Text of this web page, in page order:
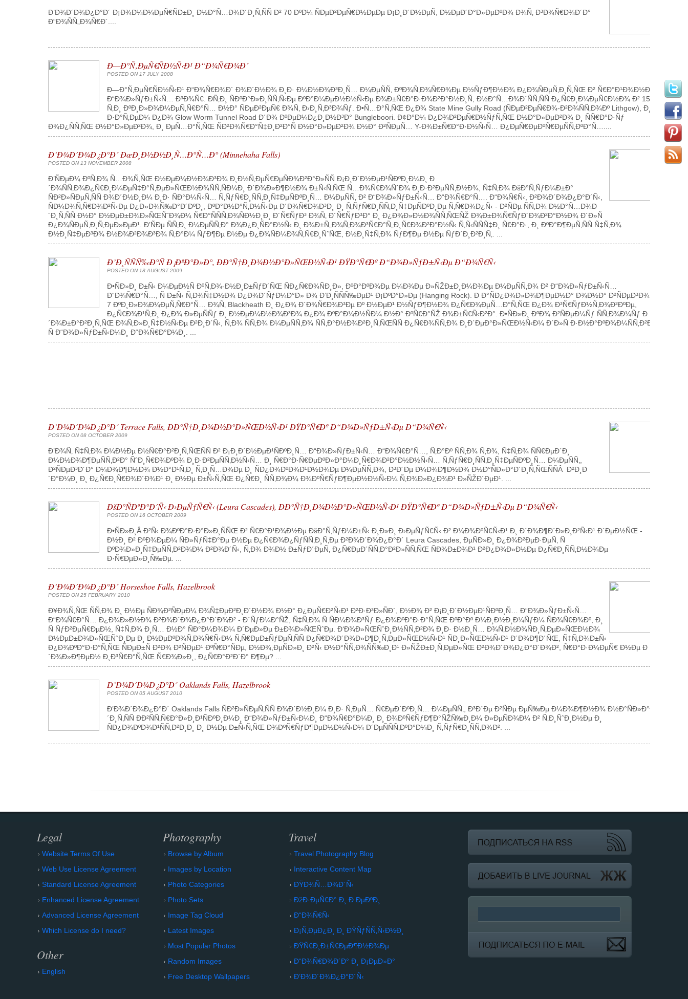
Ð’Ð¾Ð´Ð¾Ð¿Ð°Ð´ Ð¡Ð¾Ð¼Ð¼ÐµÑ€ÑÐ±Ð¸ Ð½Ð°Ñ…Ð¾Ð´Ð¸Ñ‚ÑÑ Ð² 70 ÐºÐ¼ ÑÐµÐ²ÐµÑ€Ð½ÐµÐµ Ð¡Ð¸Ð´Ð½ÐµÑ, Ð½ÐµÐ´Ð°Ð»ÐµÐºÐ¾ Ð¾Ñ‚ Ð³Ð¾Ñ€Ð¾Ð´Ð°
Ð“Ð¾ÑÑ„Ð¾Ñ€Ð´....
Ð—Ð°Ñ‚ÐµÑ€ÑÐ½Ñ‹Ð¹ Ð“Ð¾Ñ€Ð¾Ð´
POSTED ON 17 JULY 2008
Ð—Ð°Ñ‚ÐµÑ€ÑÐ½Ñ‹Ð¹ Ð“Ð¾Ñ€Ð¾Ð´ Ð¾Ð´Ð½Ð¾ Ð¸Ð· Ð¼Ð½Ð¾Ð³Ð¸Ñ… Ð¼ÐµÑÑ‚ ÐºÐ¾Ñ‚Ð¾Ñ€Ð¾Ðµ Ð½ÑƒÐ¶Ð½Ð¾ Ð¿Ð¾ÑÐµÑ‚Ð¸Ñ‚ÑŒ Ð² Ñ€Ð°Ð¹Ð¾Ð½Ðµ
Ð“Ð¾Ð»ÑƒÐ±Ñ‹Ñ… Ð³Ð¾Ñ€. Ð­Ñ‚Ð¸ ÑÐºÐ°Ð»Ð¸ÑÑ‚Ñ‹Ðµ ÐºÐ°Ð¼ÐµÐ½Ð½Ñ‹Ðµ Ð¾Ð±Ñ€Ð°Ð·Ð¾Ð²Ð°Ð½Ð¸Ñ, Ð½Ð°Ñ…Ð¾Ð´ÑÑ‚ÑÑ Ð¿Ñ€Ð¸Ð¼ÐµÑ€Ð½Ð¾ Ð² 15-
Ñ‚Ð¸ ÐºÐ¸Ð»Ð¾Ð¼ÐµÑ‚Ñ€Ð°Ñ… Ð½Ð° ÑÐµÐ²ÐµÑ€ Ð¾Ñ‚ Ð›Ð¸Ñ‚Ð³Ð¾Ñƒ. Ð•Ñ…Ð°Ñ‚ÑŒ Ð¿Ð¾ State Mine Gully Road (ÑÐµÐ²ÐµÑ€Ð¾-Ð²Ð¾ÑÑ‚Ð¾Ðº Lithgow), Ð¸
Ð·Ð°Ñ‚ÐµÐ¼ Ð¿Ð¾ Glow Worm Tunnel Road Ð´Ð¾ ÐºÐµÐ¼Ð¿Ð¸Ð½Ð³Ð° Bungleboori. Ð¢Ð°Ð¼ Ð¿Ð¾Ð²ÐµÑ€Ð½ÑƒÑ‚ÑŒ Ð½Ð°Ð»ÐµÐ²Ð¾ Ð¸ ÑÑ€Ð°Ð·Ñƒ
Ð¾Ð¿ÑÑ‚ÑŒ Ð½Ð°Ð»ÐµÐ²Ð¾, Ð¸ ÐµÑ…Ð°Ñ‚ÑŒ ÑÐ²Ð¾Ñ€Ð°Ñ‡Ð¸Ð²Ð°Ñ Ð½Ð°Ð»ÐµÐ²Ð¾ Ð½Ð° Ð²ÑÐµÑ… Y-Ð¾Ð±Ñ€Ð°Ð·Ð½Ñ‹Ñ… Ð¿ÐµÑ€ÐµÐºÑ€ÐµÑÑ‚ÐºÐ°Ñ…....
Ð’Ð¾Ð´Ð¾Ð¿Ð°Ð´ ÐœÐ¸Ð½Ð½Ð¸Ñ…Ð°Ñ…Ð° (Minnehaha Falls)
POSTED ON 13 NOVEMBER 2008
Ð’ÑÐµÐ¼ ÐºÑ‚Ð¾ Ñ…Ð¾Ñ‚ÑŒ Ð½ÐµÐ¼Ð½Ð¾Ð³Ð¾ Ð¸Ð½Ñ‚ÐµÑ€ÐµÑÐ¾Ð²Ð°Ð»ÑÑ Ð¡Ð¸Ð´Ð½ÐµÐ¹ÑÐºÐ¸Ð¼Ð¸ Ð
´Ð¾ÑÑ‚Ð¾Ð¿Ñ€Ð¸Ð¼ÐµÑ‡Ð°Ñ‚ÐµÐ»ÑŒÐ½Ð¾ÑÑ‚ÑÐ¼Ð¸ Ð´Ð¾Ð»Ð¶Ð½Ð¾ Ð±Ñ‹Ñ‚ÑŒ Ñ…Ð¾Ñ€Ð¾ÑˆÐ¾ Ð¸Ð·Ð²ÐµÑÑ‚Ð½Ð¾, Ñ‡Ñ‚Ð¾ ÐšÐ°Ñ‚ÑƒÐ¼Ð±Ð°
ÑÐ²Ð»ÑÐµÑ‚ÑÑ Ð¾Ð´Ð½Ð¸Ð¼ Ð¸Ð· ÑÐ°Ð¼Ñ‹Ñ… Ñ‚ÑƒÑ€Ð¸ÑÑ‚Ð¸Ñ‡ÐµÑÐºÐ¸Ñ… Ð¼ÐµÑÑ‚ Ð² Ð“Ð¾Ð»ÑƒÐ±Ñ‹Ñ… Ð“Ð¾Ñ€Ð°Ñ…. Ð“Ð¾Ñ€Ñ‹, Ð²Ð¾Ð´Ð¾Ð¿Ð°Ð´Ñ‹,
ÑÐ¼Ð¾Ñ‚Ñ€Ð¾Ð²Ñ‹Ðµ Ð¿Ð»Ð¾Ñ‰Ð°Ð´ÐºÐ¸, ÐºÐ°Ð½Ð°Ñ‚Ð½Ñ‹Ðµ Ð´Ð¾Ñ€Ð¾Ð³Ð¸ Ð¸ Ñ‚ÑƒÑ€Ð¸ÑÑ‚Ð¸Ñ‡ÐµÑÐºÐ¸Ðµ Ñ‚Ñ€Ð¾Ð¿Ñ‹ - Ð²ÑÐµ ÑÑ‚Ð¾ Ð½Ð°Ñ…Ð¾Ð
´Ð¸Ñ‚ÑÑ Ð½Ð° Ð½ÐµÐ±Ð¾Ð»ÑŒÑˆÐ¾Ð¼ Ñ€Ð°ÑÑÑ‚Ð¾ÑÐ½Ð¸Ð¸ Ð´Ñ€ÑƒÐ³ Ð¾Ñ‚ Ð´Ñ€ÑƒÐ³Ð° Ð¸ Ð¿Ð¾Ð»Ð½Ð¾ÑÑ‚ÑŒÑŽ Ð¾Ð±Ð¾Ñ€ÑƒÐ´Ð¾Ð²Ð°Ð½Ð¾ Ð´Ð»Ñ
Ð¿Ð¾ÑÐµÑ‚Ð¸Ñ‚ÐµÐ»ÐµÐ¹. Ð’ÑÐµ ÑÑ‚Ð¸ Ð¼ÐµÑÑ‚Ð° Ð¾Ð¿Ð¸ÑÐ°Ð½Ñ‹ Ð¸ Ð¾Ð±Ñ„Ð¾Ñ‚Ð¾Ð³Ñ€Ð°Ñ„Ð¸Ñ€Ð¾Ð²Ð°Ð½Ñ‹ Ñ‚Ñ‹ÑÑÑ‡Ð¸ Ñ€Ð°Ð·, Ð¸ ÐºÐ°Ð¶ÐµÑ‚ÑÑ Ñ‡Ñ‚Ð¾
Ð½Ð¸Ñ‡ÐµÐ³Ð¾ Ð½Ð¾Ð²Ð¾Ð³Ð¾ Ñ‚Ð°Ð¼ ÑƒÐ¶Ðµ Ð½Ðµ Ð¿Ð¾ÑÐ¼Ð¾Ñ‚Ñ€Ð¸ÑˆÑŒ, Ð½Ð¸Ñ‡Ñ‚Ð¾ ÑƒÐ¶Ðµ Ð½Ðµ ÑƒÐ´Ð¸Ð²Ð¸Ñ‚. ...
Ð’Ð¸ÑÑÑ‰Ð°Ñ Ð¡ÐºÐ°Ð»Ð°, ÐÐ°Ñ†Ð¸Ð¾Ð½Ð°Ð»ÑŒÐ½Ñ‹Ð¹ ÐŸÐ°Ñ€Ðº Ð“Ð¾Ð»ÑƒÐ±Ñ‹Ðµ Ð“Ð¾Ñ€Ñ‹
POSTED ON 18 AUGUST 2009
Ð•ÑÐ»Ð¸ Ð±Ñ‹ Ð¼ÐµÐ½Ñ ÐºÑ‚Ð¾-Ð½Ð¸Ð±ÑƒÐ´ÑŒ ÑÐ¿Ñ€Ð¾ÑÐ¸Ð», ÐºÐ°ÐºÐ¾Ðµ Ð¼Ð¾Ðµ Ð»ÑŽÐ±Ð¸Ð¼Ð¾Ðµ Ð¼ÐµÑÑ‚Ð¾ Ð² Ð“Ð¾Ð»ÑƒÐ±Ñ‹Ñ…
Ð“Ð¾Ñ€Ð°Ñ…, Ñ Ð±Ñ‹ Ñ‚Ð¾Ñ‡Ð½Ð¾ Ð¿Ð¾Ð´ÑƒÐ¼Ð°Ð» Ð¾ Ð’Ð¸ÑÑÑ‰ÐµÐ¹ Ð¡ÐºÐ°Ð»Ðµ (Hanging Rock). Ð Ð°ÑÐ¿Ð¾Ð»Ð¾Ð¶ÐµÐ½Ð° Ð¾Ð½Ð° Ð²ÑÐµÐ³Ð¾ Ð²
7 ÐºÐ¸Ð»Ð¾Ð¼ÐµÑ‚Ñ€Ð°Ñ… Ð¾Ñ‚ Blackheath Ð¸ Ð¿Ð¾ Ð´Ð¾Ñ€Ð¾Ð³Ðµ Ðº Ð½ÐµÐ¹ Ð½ÑƒÐ¶Ð½Ð¾ Ð¿Ñ€Ð¾ÐµÑ…Ð°Ñ‚ÑŒ Ð¿Ð¾ Ð³Ñ€ÑƒÐ½Ñ‚Ð¾Ð²ÐºÐµ,
Ð¿Ñ€Ð¾Ð¹Ñ‚Ð¸ Ð¿Ð¾ Ð»ÐµÑÑƒ Ð¸ Ð½ÐµÐ¼Ð½Ð¾Ð³Ð¾ Ð¿Ð¾ ÐºÐ°Ð¼Ð½ÑÐ¼ Ð½Ð° ÐºÑ€Ð°ÑŽ Ð¾Ð±Ñ€Ñ‹Ð²Ð°. Ð•ÑÐ»Ð¸ ÐºÐ¾ Ð²ÑÐµÐ¼Ñƒ ÑÑ‚Ð¾Ð¼Ñƒ Ð
´Ð¾Ð±Ð°Ð²Ð¸Ñ‚ÑŒ Ð¾Ñ‚Ð»Ð¸Ñ‡Ð½Ñ‹Ðµ Ð²Ð¸Ð´Ñ‹, Ñ‚Ð¾ ÑÑ‚Ð¾ Ð¼ÐµÑÑ‚Ð¾ ÑÑ‚Ð°Ð½Ð¾Ð²Ð¸Ñ‚ÑŒÑÑ Ð¿Ñ€Ð¾ÑÑ‚Ð¾ Ð¸Ð´ÐµÐ°Ð»ÑŒÐ½Ñ‹Ð¼ Ð´Ð»Ñ Ð·Ð½Ð°ÐºÐ¾Ð¼ÑÑ‚Ð²Ð°
Ñ Ð“Ð¾Ð»ÑƒÐ±Ñ‹Ð¼Ð¸ Ð“Ð¾Ñ€Ð°Ð¼Ð¸. ...
Ð’Ð¾Ð´Ð¾Ð¿Ð°Ð´ Terrace Falls, ÐÐ°Ñ†Ð¸Ð¾Ð½Ð°Ð»ÑŒÐ½Ñ‹Ð¹ ÐŸÐ°Ñ€Ðº Ð“Ð¾Ð»ÑƒÐ±Ñ‹Ðµ Ð“Ð¾Ñ€Ñ‹
POSTED ON 08 OCTOBER 2009
Ð’Ð¾Ñ‚ Ñ‡Ñ‚Ð¾ Ð¼Ð½Ðµ Ð½Ñ€Ð°Ð²Ð¸Ñ‚ÑŒÑÑ Ð² Ð¡Ð¸Ð´Ð½ÐµÐ¹ÑÐºÐ¸Ñ… Ð“Ð¾Ð»ÑƒÐ±Ñ‹Ñ… Ð“Ð¾Ñ€Ð°Ñ…, Ñ‚Ð°Ðº ÑÑ‚Ð¾ Ñ‚Ð¾, Ñ‡Ñ‚Ð¾ ÑÑ€ÐµÐ´Ð¸
Ð¼Ð½Ð¾Ð¶ÐµÑÑ‚Ð²Ð° ÑˆÐ¸Ñ€Ð¾ÐºÐ¾ Ð¸Ð·Ð²ÐµÑÑ‚Ð½Ñ‹Ñ… Ð¸ Ñ€Ð°Ð·Ñ€ÐµÐºÐ»Ð°Ð¼Ð¸Ñ€Ð¾Ð²Ð°Ð½Ð½Ñ‹Ñ… Ñ‚ÑƒÑ€Ð¸ÑÑ‚Ð¸Ñ‡ÐµÑÐºÐ¸Ñ… Ð¼ÐµÑÑ‚,
Ð²ÑÐµÐ³Ð´Ð° Ð¼Ð¾Ð¶Ð½Ð¾ Ð½Ð°Ð¹Ñ‚Ð¸ Ñ‚Ð¸Ñ…Ð¾Ðµ Ð¸ ÑÐ¿Ð¾ÐºÐ¾Ð¹Ð½Ð¾Ðµ Ð¼ÐµÑÑ‚Ð¾, Ð³Ð´Ðµ Ð¼Ð¾Ð¶Ð½Ð¾ Ð½Ð°ÑÐ»Ð°Ð´Ð¸Ñ‚ÑŒÑÑÂ Ð²Ð¸Ð
´Ð°Ð¼Ð¸ Ð¸ Ð¿Ñ€Ð¸Ñ€Ð¾Ð´Ð¾Ð¹ Ð¸ Ð½Ðµ Ð±Ñ‹Ñ‚ÑŒ Ð¿Ñ€Ð¸ ÑÑ‚Ð¾Ð¼ Ð¾ÐºÑ€ÑƒÐ¶ÐµÐ½Ð½Ñ‹Ð¼ Ñ‚Ð¾Ð»Ð¿Ð¾Ð¹ Ð»ÑŽÐ´ÐµÐ¹. ...
ÐšÐ°ÑÐºÐ°Ð´Ñ‹ Ð›ÐµÑƒÑ€Ñ‹ (Leura Cascades), ÐÐ°Ñ†Ð¸Ð¾Ð½Ð°Ð»ÑŒÐ½Ñ‹Ð¹ ÐŸÐ°Ñ€Ðº Ð“Ð¾Ð»ÑƒÐ±Ñ‹Ðµ Ð“Ð¾Ñ€Ñ‹
POSTED ON 16 OCTOBER 2009
Ð•ÑÐ»Ð¸Â Ð²Ñ‹ Ð¾ÐºÐ°Ð·Ð°Ð»Ð¸ÑÑŒ Ð² Ñ€Ð°Ð¹Ð¾Ð½Ðµ ÐšÐ°Ñ‚ÑƒÐ¼Ð±Ñ‹ Ð¸Ð»Ð¸ Ð›ÐµÑƒÑ€Ñ‹ Ð² Ð¼Ð¾ÐºÑ€Ñ‹Ð¹ Ð¸ Ð´Ð¾Ð¶Ð´Ð»Ð¸Ð²Ñ‹Ð¹ Ð´ÐµÐ½ÑŒ -
Ð½Ð¸ Ð² ÐºÐ¾ÐµÐ¼ ÑÐ»ÑƒÑ‡Ð°Ðµ Ð½Ðµ Ð¿Ñ€Ð¾Ð¿ÑƒÑÑ‚Ð¸Ñ‚Ðµ Ð²Ð¾Ð´Ð¾Ð¿Ð°Ð´ Leura Cascades, ÐµÑÐ»Ð¸ Ð¿Ð¾Ð²ÐµÐ·ÐµÑ‚ Ñ
ÐºÐ¾Ð»Ð¸Ñ‡ÐµÑÑ‚Ð²Ð¾Ð¼ Ð²Ð¾Ð´Ñ‹, Ñ‚Ð¾ Ð¾Ð½ Ð±ÑƒÐ´ÐµÑ‚ Ð¿Ñ€ÐµÐ´ÑÑ‚Ð°Ð²Ð»ÑÑ‚ÑŒ ÑÐ¾Ð±Ð¾Ð¹ Ð²Ð¿Ð¾Ð»Ð½Ðµ Ð¿Ñ€Ð¸ÑÑ‚Ð½Ð¾Ðµ
Ð·Ñ€ÐµÐ»Ð¸Ñ‰Ðµ. ...
Ð’Ð¾Ð´Ð¾Ð¿Ð°Ð´ Horseshoe Falls, Hazelbrook
POSTED ON 25 FEBRUARY 2010
Ð¥Ð¾Ñ‚ÑŒ ÑÑ‚Ð¾ Ð¸ Ð½Ðµ ÑÐ¾Ð²ÑÐµÐ¼ Ð¾Ñ‡ÐµÐ²Ð¸Ð´Ð½Ð¾ Ð½Ð° Ð¿ÐµÑ€Ð²Ñ‹Ð¹ Ð²Ð·Ð³Ð»ÑÐ´, Ð½Ð¾ Ð² Ð¡Ð¸Ð´Ð½ÐµÐ¹ÑÐºÐ¸Ñ… Ð“Ð¾Ð»ÑƒÐ±Ñ‹Ñ…
Ð“Ð¾Ñ€Ð°Ñ… Ð¿Ð¾Ð»Ð½Ð¾ Ð²Ð¾Ð´Ð¾Ð¿Ð°Ð´Ð¾Ð² - Ð´ÑƒÐ¼Ð°ÑŽ, Ñ‡Ñ‚Ð¾ Ñ ÑÐ¼Ð¾Ð³Ñƒ Ð¿Ð¾ÐºÐ°Ð·Ð°Ñ‚ÑŒ ÐºÐ°Ðº Ð¼Ð¸Ð½Ð¸Ð¼ÑƒÐ¼ ÑÐ¾Ñ€Ð¾Ðº, Ð¸
Ñ ÑƒÐ²ÐµÑ€ÐµÐ½, Ñ‡Ñ‚Ð¾ Ð¸Ñ… Ð½Ð° ÑÐ°Ð¼Ð¾Ð¼ Ð´ÐµÐ»Ðµ Ð±Ð¾Ð»ÑŒÑˆÐµ. Ð‘Ð¾Ð»ÑŒÑˆÐ¸Ð½ÑÑ‚Ð²Ð¾ Ð¸Ð· Ð½Ð¸Ñ… Ð¾Ñ‚Ð½Ð¾ÑÐ¸Ñ‚ÐµÐ»ÑŒÐ½Ð¾
Ð½ÐµÐ±Ð¾Ð»ÑŒÑˆÐ¸Ðµ Ð¸ Ð½ÐµÐºÐ¾Ñ‚Ð¾Ñ€Ñ‹Ð¼ Ñ‚Ñ€ÐµÐ±ÑƒÐµÑ‚ÑÑ Ð¿Ñ€Ð¾Ð´Ð¾Ð»Ð¶Ð¸Ñ‚ÐµÐ»ÑŒÐ½Ñ‹Ð¹ ÑÐ¸Ð»ÑŒÐ½Ñ‹Ð¹ Ð´Ð¾Ð¶Ð´ÑŒ, Ñ‡Ñ‚Ð¾Ð±Ñ‹
Ð¿Ð¾ÐºÐ°Ð·Ð°Ñ‚ÑŒ ÑÐµÐ±Ñ Ð²Ð¾ Ð²ÑÐµÐ¹ ÐºÑ€Ð°ÑÐµ, Ð½Ð¾,ÐµÑÐ»Ð¸ Ð²Ñ‹ Ð½Ð°ÑÑ‚Ð¾ÑÑ‰Ð¸Ð¹ Ð»ÑŽÐ±Ð¸Ñ‚ÐµÐ»ÑŒ Ð²Ð¾Ð´Ð¾Ð¿Ð°Ð´Ð¾Ð², Ñ€Ð°Ð·Ð¼ÐµÑ€ Ð½Ðµ Ð
´Ð¾Ð»Ð¶ÐµÐ½ Ð¸Ð³Ñ€Ð°Ñ‚ÑŒ Ñ€Ð¾Ð»Ð¸, Ð¿Ñ€Ð°Ð²Ð´Ð° Ð¶Ðµ? ...
Ð’Ð¾Ð´Ð¾Ð¿Ð°Ð´ Oaklands Falls, Hazelbrook
POSTED ON 05 AUGUST 2010
Ð’Ð¾Ð´Ð¾Ð¿Ð°Ð´ Oaklands Falls ÑÐ²Ð»ÑÐµÑ‚ÑÑ Ð¾Ð´Ð½Ð¸Ð¼ Ð¸Ð· Ñ‚ÐµÑ… Ñ€ÐµÐ´ÐºÐ¸Ñ… Ð¼ÐµÑÑ‚, Ð³Ð´Ðµ Ð²ÑÐµ ÐµÑ‰Ðµ Ð¼Ð¾Ð¶Ð½Ð¾ Ð½Ð°ÑÐ»Ð°Ð
´Ð¸Ñ‚ÑÑ ÐÐ²ÑÑ‚Ñ€Ð°Ð»Ð¸Ð¹ÑÐºÐ¸Ð¼Ð¸ Ð“Ð¾Ð»ÑƒÐ±Ñ‹Ð¼Ð¸ Ð“Ð¾Ñ€Ð°Ð¼Ð¸ Ð¸ Ð¾ÐºÑ€ÑƒÐ¶Ð°ÑŽÑ‰Ð¸Ð¼ Ð»ÐµÑÐ¾Ð¼ Ð² Ñ‚Ð¸ÑˆÐ¸Ð½Ðµ Ð¸
ÑÐ¿Ð¾ÐºÐ¾Ð¹ÑÑ‚Ð²Ð¸Ð¸ Ð¸ Ð½Ðµ Ð±Ñ‹Ñ‚ÑŒ Ð¾ÐºÑ€ÑƒÐ¶ÐµÐ½Ð½Ñ‹Ð¼ Ð´ÐµÑÑÑ‚ÐºÐ°Ð¼Ð¸ Ñ‚ÑƒÑ€Ð¸ÑÑ‚Ð¾Ð². ...
Legal
Website Terms Of Use
Web Use License Agreement
Standard License Agreement
Enhanced License Agreement
Advanced License Agreement
Which License do I need?
Other
English
Photography
Browse by Album
Images by Location
Photo Categories
Photo Sets
Image Tag Cloud
Latest Images
Most Popular Photos
Random Images
Free Desktop Wallpapers
Travel
Travel Photography Blog
Interactive Content Map
ÐŸÐ¾Ñ…Ð¾Ð´Ñ‹
ÐžÐ·ÐµÑ€Ð° Ð¸ Ð ÐµÐºÐ¸
Ð“Ð¾Ñ€Ñ‹
Ð¡Ñ‚ÐµÐ¿Ð¸ Ð¸ ÐŸÑƒÑÑ‚Ñ‹Ð½Ð¸
ÐŸÑ€Ð¸Ð±Ñ€ÐµÐ¶Ð½Ð¾Ðµ
Ð“Ð¾Ñ€Ð¾Ð´Ð° Ð¸ Ð¡ÐµÐ»Ð°
Ð’Ð¾Ð´Ð¾Ð¿Ð°Ð´Ñ‹